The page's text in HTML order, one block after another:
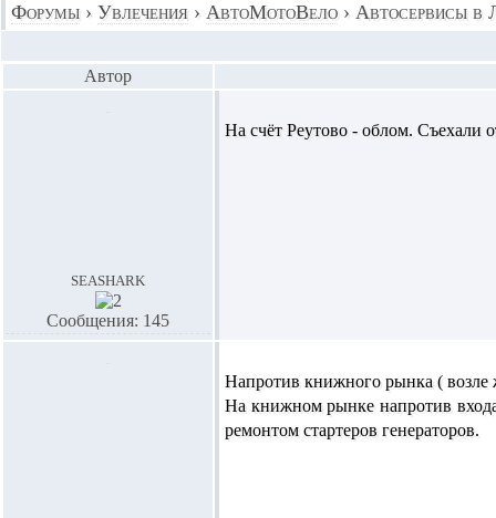
Форумы › Увлечения › АвтоМотоВело › Автосервисы в
Автор
seashark
Сообщения: 145
На счёт Реутово - облом. Съехали
Напротив книжного рынка ( возле
На книжном рынке напротив
ремонтом стартеров генераторов.